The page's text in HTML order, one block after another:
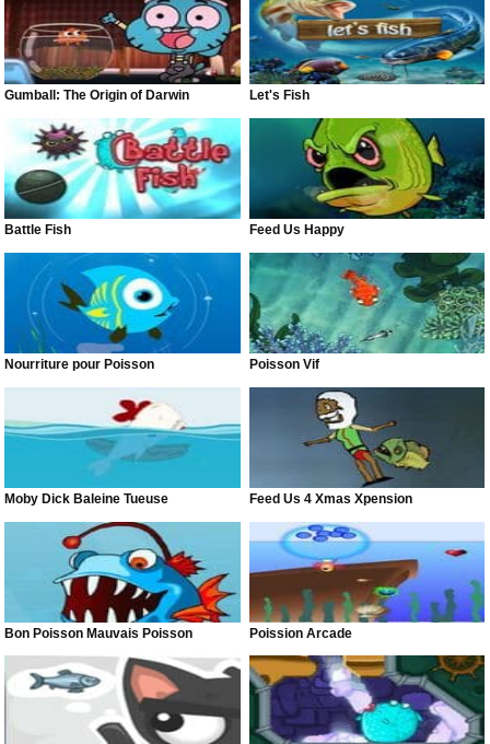
Gumball: The Origin of Darwin Let's Fish
Battle Fish Feed Us Happy
Nourriture pour Poisson Poisson Vif
Moby Dick Baleine Tueuse Feed Us 4 Xmas Xpension
Bon Poisson Mauvais Poisson Poission Arcade